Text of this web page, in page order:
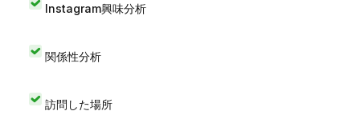
Instagram興味分析
関係性分析
訪問した場所